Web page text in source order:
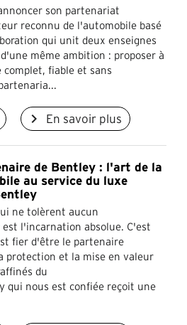
son partenariat
reconnu de l'automobile basé
qui unit deux enseignes
même ambition : proposer à
fiable et sans
navigate_next En savoir plus
de Bentley : l'art de la
au service du luxe
ne tolèrent aucun
l'incarnation absolue. C'est
fier d'être le partenaire
protection et la mise en valeur
du
qui nous est confiée reçoit une